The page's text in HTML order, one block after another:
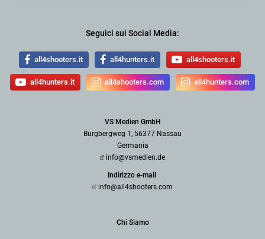
Seguici sui Social Media:
all4shooters.it all4hunters.it all4shooters.it
all4hunters.it all4shooters.com all4hunters.com
VS Medien GmbH
Burgbergweg 1, 56377 Nassau
Germania
info@vsmedien.de
Indirizzo e-mail
info@all4shooters.com
Chi Siamo